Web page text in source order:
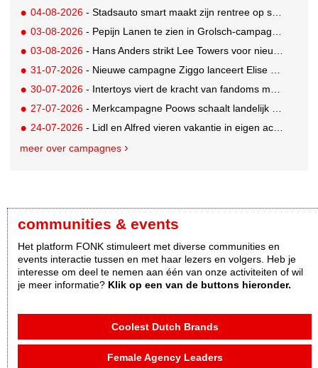
04-08-2026 - Stadsauto smart maakt zijn rentree op straat met een wereldwijde muurschilderingcampagne
03-08-2026 - Pepijn Lanen te zien in Grolsch-campagne voor nieuwe Grolsch CAL
03-08-2026 - Hans Anders strikt Lee Towers voor nieuwe campagne
31-07-2026 - Nieuwe campagne Ziggo lanceert Elise Schaap als expert over de Nederlandse voetbalbeleving
30-07-2026 - Intertoys viert de kracht van fandoms met nieuwe social media campagne rondom Olivia Rodrigo
27-07-2026 - Merkcampagne Poows schaalt landelijk op met gerichte Out of Home strategie
24-07-2026 - Lidl en Alfred vieren vakantie in eigen achtertuin
meer over campagnes
communities & events
Het platform FONK stimuleert met diverse communities en
events interactie tussen en met haar lezers en volgers. Heb je
interesse om deel te nemen aan één van onze activiteiten of wil
je meer informatie? Klik op een van de buttons hieronder.
Coolest Dutch Brands
Female Agency Leaders